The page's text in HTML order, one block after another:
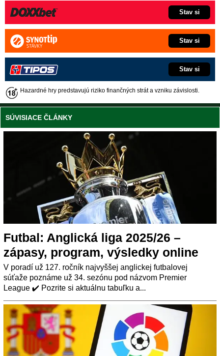
Stav si
Stav si
Stav si
Hazardné hry predstavujú riziko finančných strát a vzniku závislosti.
SÚVISIACE ČLÁNKY
Futbal: Anglická liga 2025/26 –
zápasy, program, výsledky online
V poradí už 127. ročník najvyššej anglickej futbalovej
súťaže poznáme už 34. sezónu pod názvom Premier
League ✔️ Pozrite si aktuálnu tabuľku a...